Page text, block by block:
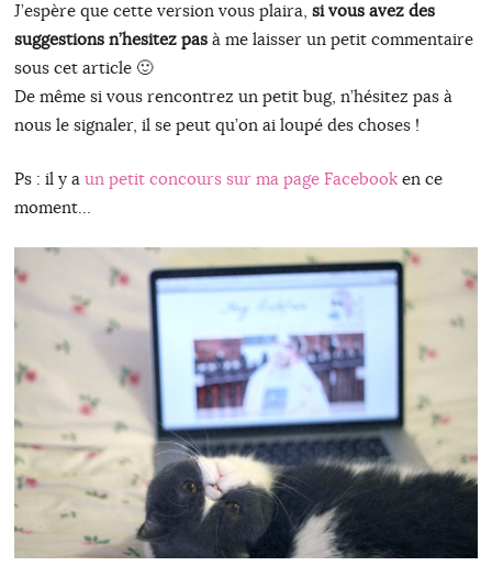
J’espère que cette version vous plaira, si vous avez des
suggestions n’hesitez pasà me laisser un petit commentaire
sous cet article 🙂
De même si vous rencontrez un petit bug, n’hésitez pas à
nous le signaler, il se peut qu’on ai loupé des choses !
Ps : il y a un petit concours sur ma page Facebooken ce
moment…